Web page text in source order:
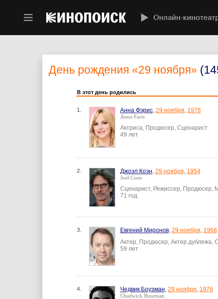
Онлайн-
День рождения «29 ноября»
В этот день родились
1. Анна Фэрис, 29 ноября, 1976
Anna Faris
Актриса, Продюсер, Сценарист
49 лет
2. Джоэл Коэн, 29 ноября, 1954
Joel Coen
Сценарист, Режиссер, Продюсер,
71 год
3. Евгений Миронов, 29 ноября, 1966
Актер, Продюсер, Актер дубляжа,
59 лет
4. Чедвик Боузман, 29 ноября, 1976
Chadwick Boseman